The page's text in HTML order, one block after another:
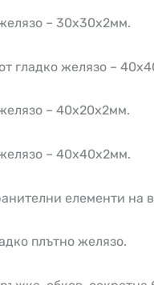
– 30х30х2мм.
гладко желязо –
– 40х20х2мм.
– 40х40х2мм.
елементи на
плътно желязо.